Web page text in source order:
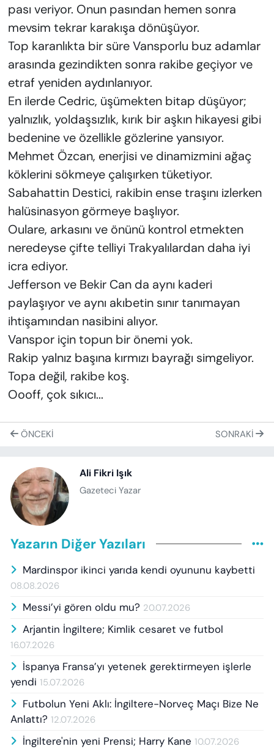
pası veriyor. Onun pasından hemen sonra
mevsim tekrar karakışa dönüşüyor.
Top karanlıkta bir süre Vansporlu buz adamlar
arasında gezindikten sonra rakibe geçiyor ve
etraf yeniden aydınlanıyor.
En ilerde Cedric, üşümekten bitap düşüyor;
yalnızlık, yoldaşsızlık, kırık bir aşkın hikayesi gibi
bedenine ve özellikle gözlerine yansıyor.
Mehmet Özcan, enerjisi ve dinamizmini ağaç
köklerini sökmeye çalışırken tüketiyor.
Sabahattin Destici, rakibin ense traşını izlerken
halüsinasyon görmeye başlıyor.
Oulare, arkasını ve önünü kontrol etmekten
neredeyse çifte telliyi Trakyalılardan daha iyi
icra ediyor.
Jefferson ve Bekir Can da aynı kaderi
paylaşıyor ve aynı akıbetin sınır tanımayan
ihtişamından nasibini alıyor.
Vanspor için topun bir önemi yok.
Rakip yalnız başına kırmızı bayrağı simgeliyor.
Topa değil, rakibe koş.
Oooff, çok sıkıcı...
ÖNCEKI SONRAKI
Ali Fikri Işık
Gazeteci Yazar
Yazarın Diğer Yazıları
Mardinspor ikinci yarıda kendi oyununu kaybetti
08.08.2026
Messi’yi gören oldu mu? 20.07.2026
Arjantin İngiltere; Kimlik cesaret ve futbol
16.07.2026
İspanya Fransa’yı yetenek gerektirmeyen işlerle
yendi 15.07.2026
Futbolun Yeni Aklı: İngiltere-Norveç Maçı Bize Ne
Anlattı? 12.07.2026
İngiltere'nin yeni Prensi; Harry Kane 10.07.2026